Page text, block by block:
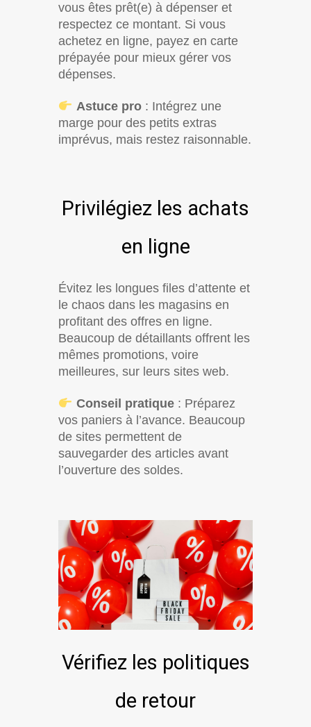
vous êtes prêt(e) à dépenser et
respectez ce montant. Si vous
achetez en ligne, payez en carte
prépayée pour mieux gérer vos
dépenses.
Astuce pro: Intégrez une
marge pour des petits extras
imprévus, mais restez raisonnable.
Privilégiez les achats
en ligne
Évitez les longues files d’attente et
le chaos dans les magasins en
profitant des offres en ligne.
Beaucoup de détaillants offrent les
mêmes promotions, voire
meilleures, sur leurs sites web.
Conseil pratique: Préparez
vos paniers à l’avance. Beaucoup
de sites permettent de
sauvegarder des articles avant
l’ouverture des soldes.
Vérifiez les politiques
de retour